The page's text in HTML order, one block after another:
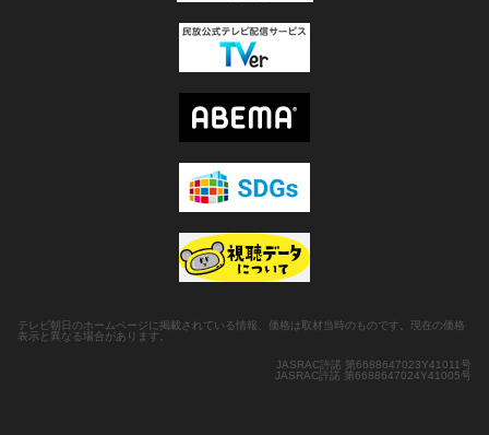
テレビ朝日のホームページに掲載されている情報、価格は取材当時のものです。現在の価格
表示と異なる場合があります。
JASRAC許諾 第6688647023Y41011号
JASRAC許諾 第6688647024Y41005号